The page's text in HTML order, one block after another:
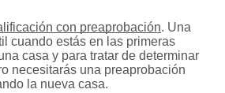
con preaprobación. Una
cuando estás en las primeras
casa y para tratar de determinar
necesitarás una preaprobación
la nueva casa.